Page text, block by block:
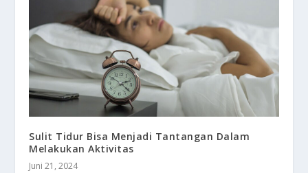
Sulit Tidur Bisa Menjadi Tantangan Dalam
Melakukan Aktivitas
Juni 21, 2024